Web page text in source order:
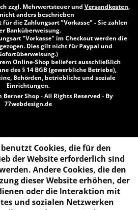
zzgl. Mehrwertsteuer und Versandkosten,
anders beschrieben
für die Zahlungsart "Vorkasse" - Sie zahlen
Banküberweisung.
"Vorkasse" im Checkout werden die
Dies gilt nicht für Paypal und
Online-Shop beliefert ausschließlich
des § 14 BGB (gewerbliche Betriebe),
Behörden, betriebliche und soziale
Einrichtungen.
Shop - All Rights Reserved - By
77webdesign.de
benutzt Cookies, die für den
der Website erforderlich sind
Andere Cookies, die den
dieser Website erhöhen, der
oder die Interaktion mit
und sozialen Netzwerken